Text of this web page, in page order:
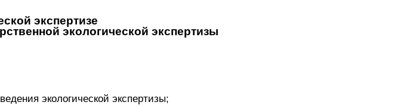
экспертизе
экологической экспертизы
экологической экспертизы;